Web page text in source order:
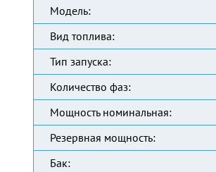
Модель:
Вид топлива:
Тип запуска:
Количество фаз:
Мощность номинальная:
Резервная мощность:
Бак: